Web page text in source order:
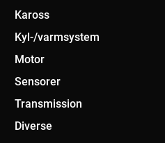
Kaross
Kyl-/varmsystem
Motor
Sensorer
Transmission
Diverse